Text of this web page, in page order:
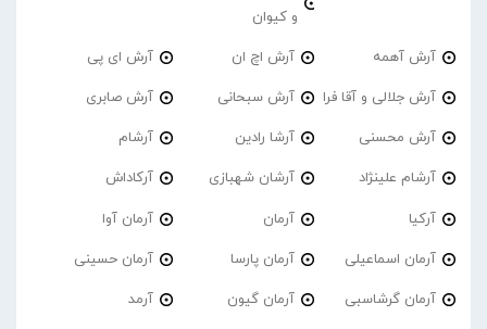
و کیوان
آرش آهمه آرش اچ ان آرش ای پی
آرش جلالی و آقا فرا آرش سبحانی آرش صابری
آرش محسنی آرشا رادین آرشام
آرشام علینژاد آرشان شهبازی آرکاداش
آرکیا آرمان آرمان آوا
آرمان اسماعیلی آرمان پارسا آرمان حسینی
آرمان گرشاسبی آرمان گیون آرمد